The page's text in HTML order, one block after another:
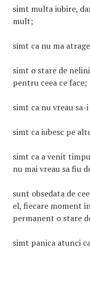
simt multa iubire,
mult;
simt ca nu ma
simt o stare de
pentru ceea ce face;
simt ca nu vreau sa-
simt ca iubesc pe
simt ca a venit
nu mai vreau sa fiu
sunt obsedata de
el, fiecare moment
permanent o stare
simt panica atunci